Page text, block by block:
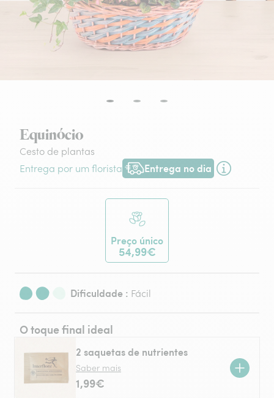
Equinócio
Cesto de plantas
Entrega por um florista
Entrega no dia
Entrega hoje ou na data à tua
Preço único
54,99€
Dificuldade : Fácil
O toque final ideal
2 saquetas de nutrientes
Saber mais
1,99€